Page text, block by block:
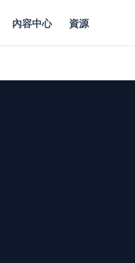
內容中心 資源